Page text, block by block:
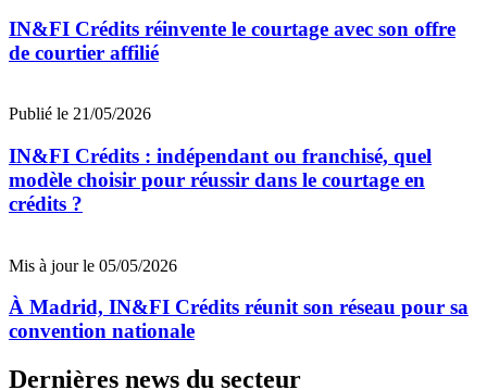
IN&FI Crédits réinvente le courtage avec son offre
de courtier affilié
Publié le 21/05/2026
IN&FI Crédits : indépendant ou franchisé, quel
modèle choisir pour réussir dans le courtage en
crédits ?
Mis à jour le 05/05/2026
À Madrid, IN&FI Crédits réunit son réseau pour sa
convention nationale
Dernières news du secteur